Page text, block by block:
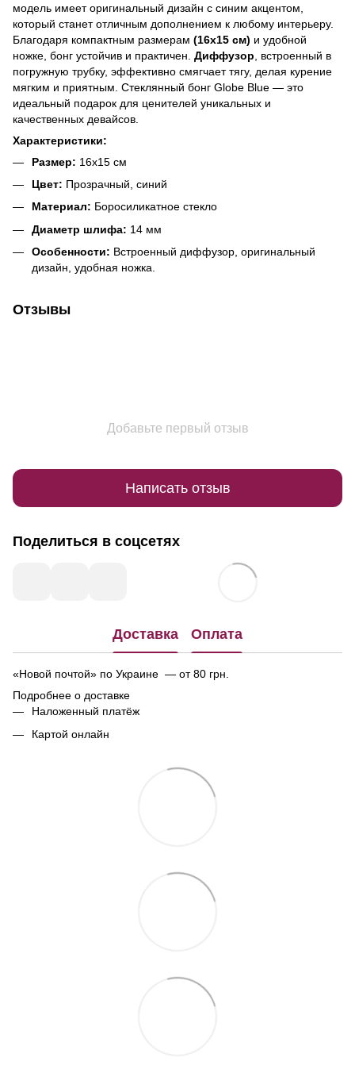
модель имеет оригинальный дизайн с синим акцентом,
который станет отличным дополнением к любому интерьеру.
Благодаря компактным размерам (16x15 см) и удобной
ножке, бонг устойчив и практичен. Диффузор , встроенный в
погружную трубку, эффективно смягчает тягу, делая курение
мягким и приятным. Стеклянный бонг Globe Blue — это
идеальный подарок для ценителей уникальных и
качественных девайсов.
Характеристики:
Размер: 16x15 см
Цвет: Прозрачный, синий
Материал: Боросиликатное стекло
Диаметр шлифа: 14 мм
Особенности: Встроенный диффузор, оригинальный
дизайн, удобная ножка.
Отзывы
Добавьте первый отзыв
Написать отзыв
Поделиться в соцсетях
Доставка Оплата
«Новой почтой» по Украине — от 80 грн.
Подробнее о доставке
Наложенный платёж
Картой онлайн